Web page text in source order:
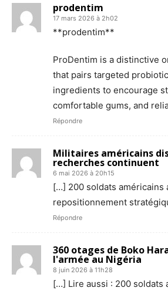
prodentim
17 mars 2026 à 2h02
**prodentim**
ProDentim is a distinctive
that pairs targeted
ingredients to encourage
comfortable gums, and
Répondre
Militaires américains
recherches continuent
6 mai 2026 à 20h15
[…] 200 soldats américains
repositionnement
Répondre
360 otages de Boko
l'armée au Nigéria
8 juin 2026 à 11h28
[…] Lire aussi : 200 soldats